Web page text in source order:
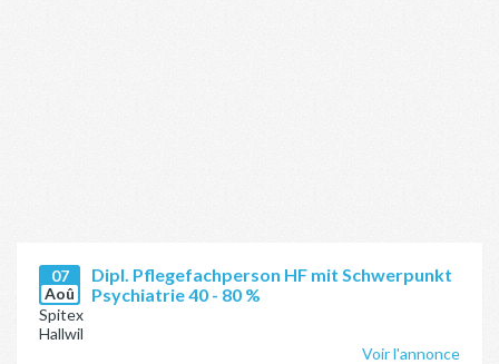
07
Aoû
Dipl. Pflegefachperson HF mit Schwerpunkt
Psychiatrie 40 - 80 %
Spitex
Hallwil
Voir l'annonce